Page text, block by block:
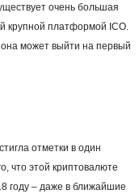
очень большая
крупной платформой ICO.
она может выйти на первый
отметки в один
что этой криптовалюте
году – даже в ближайшие